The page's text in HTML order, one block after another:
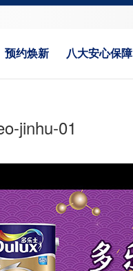
预约焕新 八大安心保障
jinhu-01